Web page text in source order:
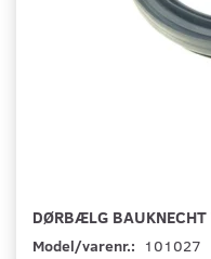
DØRBÆLG BAUKNECHT
Model/varenr.: 101027